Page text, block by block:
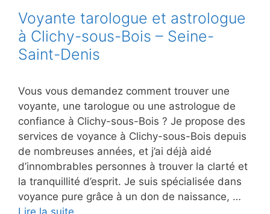
Voyante tarologue et astrologue
à Clichy-sous-Bois – Seine-
Saint-Denis
Vous vous demandez comment trouver une
voyante, une tarologue ou une astrologue de
confiance à Clichy-sous-Bois ? Je propose des
services de voyance à Clichy-sous-Bois depuis
de nombreuses années, et j’ai déjà aidé
d’innombrables personnes à trouver la clarté et
la tranquillité d’esprit. Je suis spécialisée dans
voyance pure grâce à un don de naissance, …
Lire la suite